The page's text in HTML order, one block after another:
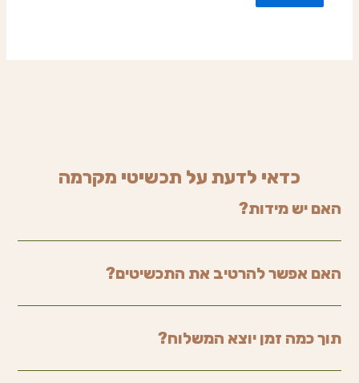
כדאי לדעת על תכשיטי מקרמה
האם יש מידות?
האם אפשר להרטיב את התכשיטים?
תוך כמה זמן יוצא המשלוח?